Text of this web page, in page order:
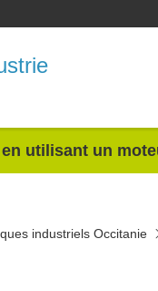
utilisant un
industriels Occitanie